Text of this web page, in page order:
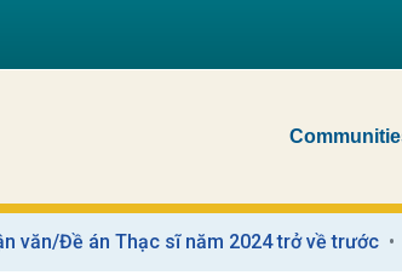
văn/Đề án Thạc sĩ năm 2024 trở về trước